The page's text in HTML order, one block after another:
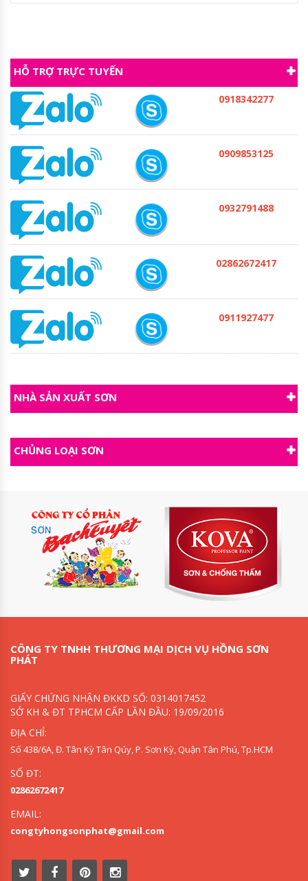
HỖ TRỢ TRỰC TUYẾN
0918342277
0909853125
0932791488
02862672417
0911927477
NHÀ SẢN XUẤT SƠN
CHỦNG LOẠI SƠN
CÔNG TY TNHH THƯƠNG MẠI DỊCH VỤ HỒNG SƠN
PHÁT
GIẤY CHỨNG NHẬN ĐKKD SỐ: 0314017452
SỞ KH & ĐT TPHCM CẤP LẦN ĐẦU: 19/09/2016
ĐỊA CHỈ:
Số 438/6A, Đ. Tân Kỳ Tân Qúy, P. Sơn Kỳ, Quận Tân Phú, Tp.HCM
SỐ ĐT:
02862672417
EMAIL:
congtyhongsonphat@gmail.com